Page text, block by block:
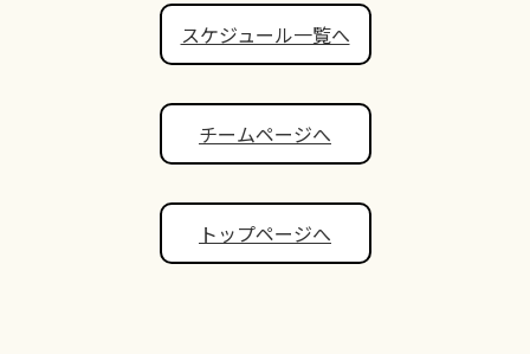
スケジュール一覧へ
チームページへ
トップページへ